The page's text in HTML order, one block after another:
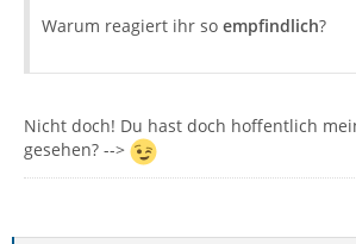
Warum reagiert ihr so empfindlich?
Nicht doch! Du hast doch hoffentlich
gesehen? -->